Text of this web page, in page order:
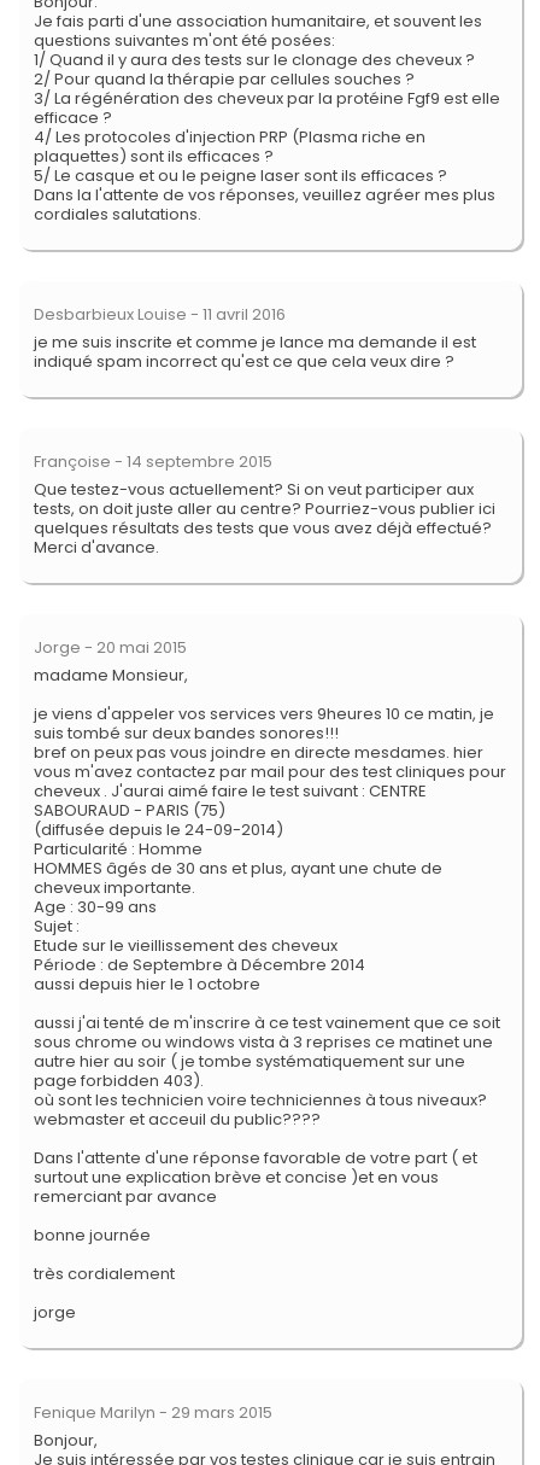
Je fais parti d'une association humanitaire, et souvent les
questions suivantes m'ont été posées:
1/ Quand il y aura des tests sur le clonage des cheveux ?
2/ Pour quand la thérapie par cellules souches ?
3/ La régénération des cheveux par la protéine Fgf9 est elle
efficace ?
4/ Les protocoles d'injection PRP (Plasma riche en
plaquettes) sont ils efficaces ?
5/ Le casque et ou le peigne laser sont ils efficaces ?
Dans la l'attente de vos réponses, veuillez agréer mes plus
cordiales salutations.
Desbarbieux Louise - 11 avril 2016
je me suis inscrite et comme je lance ma demande il est
indiqué spam incorrect qu'est ce que cela veux dire ?
Françoise - 14 septembre 2015
Que testez-vous actuellement? Si on veut participer aux
tests, on doit juste aller au centre? Pourriez-vous publier ici
quelques résultats des tests que vous avez déjà effectué?
Merci d'avance.
Jorge - 20 mai 2015
madame Monsieur,
je viens d'appeler vos services vers 9heures 10 ce matin, je
suis tombé sur deux bandes sonores!!!
bref on peux pas vous joindre en directe mesdames. hier
vous m'avez contactez par mail pour des test cliniques pour
cheveux . J'aurai aimé faire le test suivant : CENTRE
SABOURAUD - PARIS (75)
(diffusée depuis le 24-09-2014)
Particularité : Homme
HOMMES âgés de 30 ans et plus, ayant une chute de
cheveux importante.
Age : 30-99 ans
Sujet :
Etude sur le vieillissement des cheveux
Période : de Septembre à Décembre 2014
aussi depuis hier le 1 octobre
aussi j'ai tenté de m'inscrire à ce test vainement que ce soit
sous chrome ou windows vista à 3 reprises ce matinet une
autre hier au soir ( je tombe systématiquement sur une
page forbidden 403).
où sont les technicien voire techniciennes à tous niveaux?
webmaster et acceuil du public????
Dans l'attente d'une réponse favorable de votre part ( et
surtout une explication brève et concise )et en vous
remerciant par avance
bonne journée
très cordialement
jorge
Fenique Marilyn - 29 mars 2015
Bonjour,
Je suis intéressée par vos testes clinique car je suis entrain